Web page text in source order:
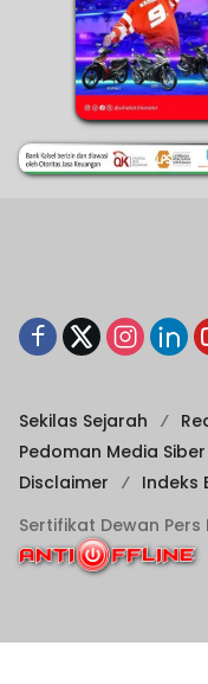
Sekilas Sejarah
Pedoman Media Siber
Disclaimer
Indeks
Sertifikat Dewan Pers